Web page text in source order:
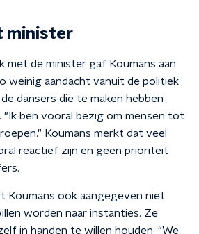
minister
met de minister gaf Koumans aan
weinig aandacht vanuit de politiek
dansers die te maken hebben
"Ik ben vooral bezig om mensen tot
Koumans merkt dat veel
reactief zijn en geen prioriteit
Koumans ook aangegeven niet
worden naar instanties. Ze
in handen te willen houden. "We